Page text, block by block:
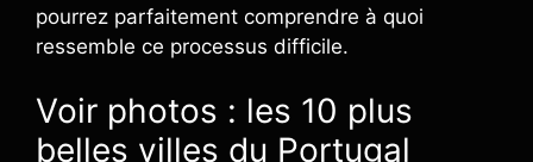
pourrez parfaitement comprendre à quoi
ressemble ce processus difficile.
Voir photos : les 10 plus
belles villes du Portugal